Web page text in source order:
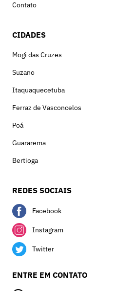
Contato
CIDADES
Mogi das Cruzes
Suzano
Itaquaquecetuba
Ferraz de Vasconcelos
Poá
Guararema
Bertioga
REDES SOCIAIS
Facebook
Instagram
Twitter
ENTRE EM CONTATO